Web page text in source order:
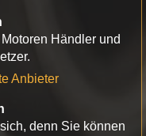
Händler und
Anbieter
denn Sie können